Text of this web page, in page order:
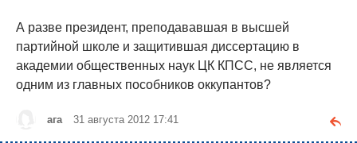
А разве президент, преподававшая в высшей
партийной школе и защитившая диссертацию в
академии общественных наук ЦК КПСС, не является
одним из главных пособников оккупантов?
ага 31 августа 2012 17:41